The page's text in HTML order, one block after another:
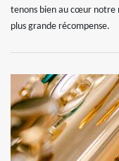
tenons bien au cœur notre
plus grande récompense.